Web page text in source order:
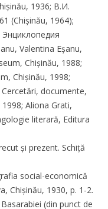
1936; В.И.
(Chișinău, 1964);
Valentina Eșanu,
Chișinău, 1988;
Chișinău, 1998;
documente,
Aliona Grati,
literară, Editura
și prezent. Schiță
social-economică
Chișinău, 1930, p. 1-2.
(din punct de